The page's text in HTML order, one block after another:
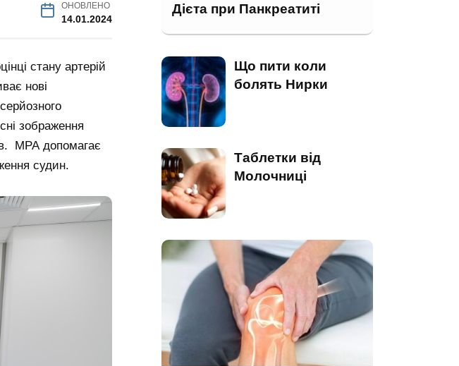
ОНОВЛЕНО
14.01.2024
стану артерій
нові
зображення
МРА допомагає
судин.
Дієта при Панкреатиті
Що пити коли
болять Нирки
Таблетки від
Молочниці